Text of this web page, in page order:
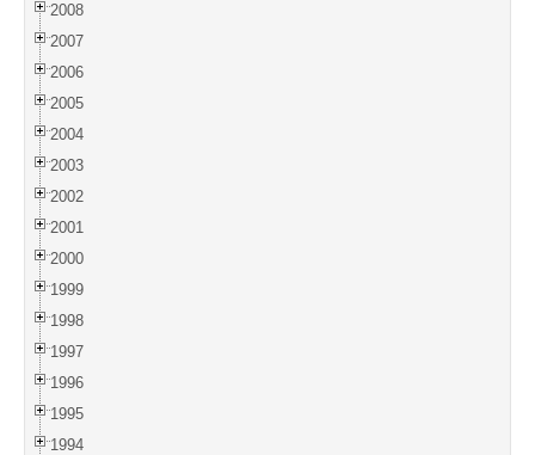
2008
2007
2006
2005
2004
2003
2002
2001
2000
1999
1998
1997
1996
1995
1994